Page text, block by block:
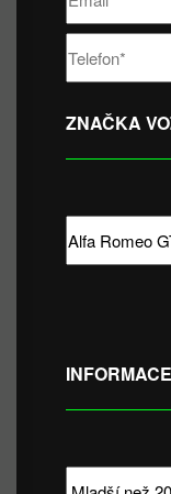
ZNAČKA